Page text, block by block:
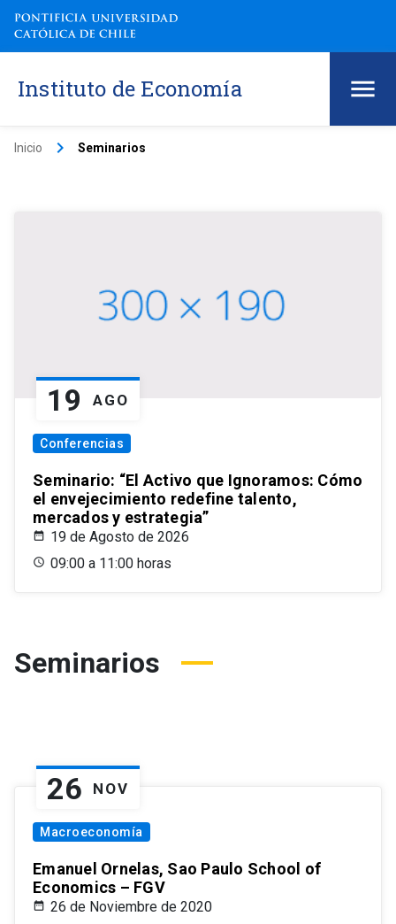
Instituto de Economía
Inicio keyboard_arrow_right Seminarios
19 AGO
Conferencias
Seminario: “El Activo que Ignoramos: Cómo
el envejecimiento redefine talento,
mercados y estrategia”
19 de Agosto de 2026
09:00 a 11:00 horas
Seminarios
26 NOV
Macroeconomía
Emanuel Ornelas, Sao Paulo School of
Economics – FGV
26 de Noviembre de 2020